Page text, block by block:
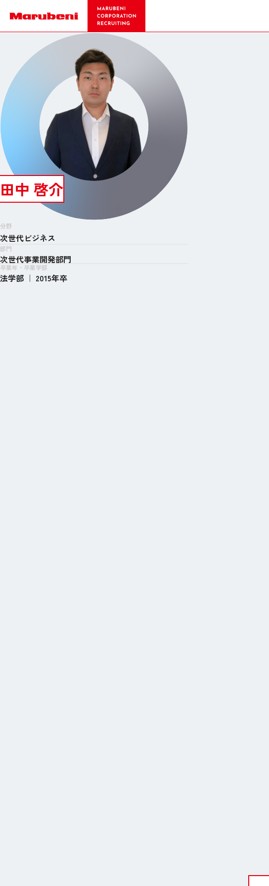
田中 啓介
分野
次世代ビジネス
部門
次世代事業開発部門
卒業年・ 卒業学部
法学部 ｜ 2015年卒